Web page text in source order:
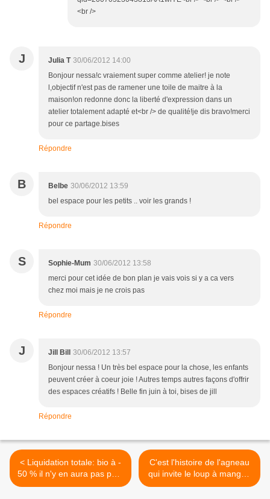
<br />
J Julia T 30/06/2012 14:00
Bonjour nessa!c vraiement super comme atelier! je note
l,objectif n'est pas de ramener une toile de maitre à la
maison!on redonne donc la liberté d'expression dans un
atelier totalement adapté et<br /> de qualité!je dis bravo!merci
pour ce partage.bises
Répondre
B Belbe 30/06/2012 13:59
bel espace pour les petits .. voir les grands !
Répondre
S Sophie-Mum 30/06/2012 13:58
merci pour cet idée de bon plan je vais vois si y a ca vers
chez moi mais je ne crois pas
Répondre
J Jill Bill
30/06/2012 13:57
Bonjour nessa ! Un très bel espace pour la chose, les enfants
peuvent créer à coeur joie ! Autres temps autres façons d'offrir
des espaces créatifs ! Belle fin juin à toi, bises de jill
Répondre
< Liquidation totale: bio à -
50 % il n'y en aura pas pour
tout le monde !
C'est l'histoire de l'agneau
qui invite le loup à manger:
peut-on être écolo et